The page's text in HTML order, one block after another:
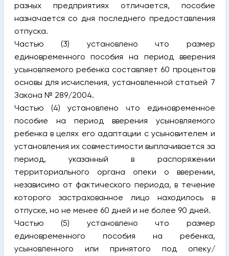
разных предприятиях отличается, пособие
назначается со дня последнего предоставления
отпуска.
Частью (3) установлено что размер
единовременного пособия на период вверения
усыновляемого ребенка составляет 60 процентов
основы для исчисления, установленной статьей 7
Закона № 289/2004.
Частью (4) установлено что единовременное
пособие на период вверения усыновляемого
ребенка в целях его адаптации с усыновителем и
установления их совместимости выплачивается за
период, указанный в распоряжении
территориального органа опеки о вверении,
независимо от фактического периода, в течение
которого застрахованное лицо находилось в
отпуске, но не менее 60 дней и не более 90 дней.
Частью (5) установлено что размер
единовременного пособия на ребенка,
усыновленного или принятого под опеку/